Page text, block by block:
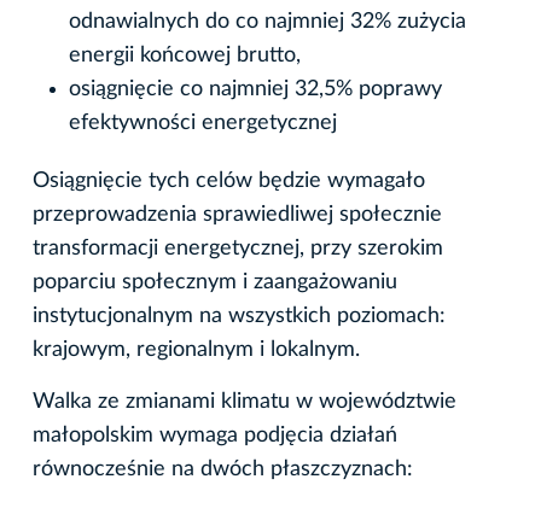
odnawialnych do co najmniej 32% zużycia
energii końcowej brutto,
osiągnięcie co najmniej 32,5% poprawy
efektywności energetycznej
Osiągnięcie tych celów będzie wymagało
przeprowadzenia sprawiedliwej społecznie
transformacji energetycznej, przy szerokim
poparciu społecznym i zaangażowaniu
instytucjonalnym na wszystkich poziomach:
krajowym, regionalnym i lokalnym.
Walka ze zmianami klimatu w województwie
małopolskim wymaga podjęcia działań
równocześnie na dwóch płaszczyznach: